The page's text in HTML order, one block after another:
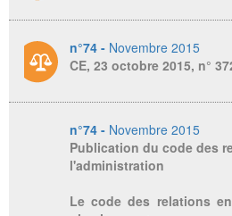
n°74 - Novembre 2015
CE, 23 octobre 2015, n°
n°74 - Novembre 2015
Publication du code des
l'administration
Le code des relations